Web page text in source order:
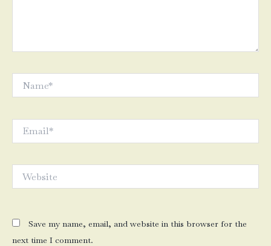
Save my name, email, and website in this browser for the
next time I comment.